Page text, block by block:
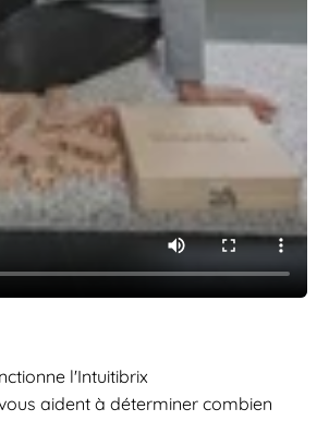
l'Intuitibrix
aident à déterminer combien